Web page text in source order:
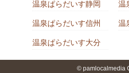
温泉ぱらだいす静岡 温
温泉ぱらだいす信州 温
温泉ぱらだいす大分
© pamlocalmedia